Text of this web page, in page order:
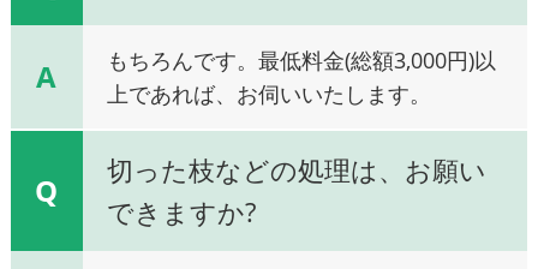
A
もちろんです。最低料金(総額3,000円)以
上であれば、お伺いいたします。
Q
切った枝などの処理は、お願い
できますか?